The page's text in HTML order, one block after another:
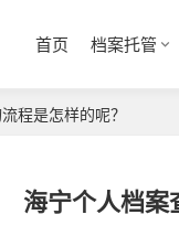
首页 档案托管
程是怎样的呢？
海宁个人档案